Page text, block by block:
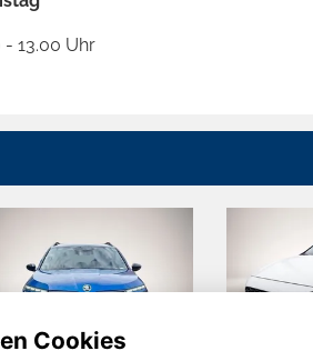
- 13.00 Uhr
Cookies